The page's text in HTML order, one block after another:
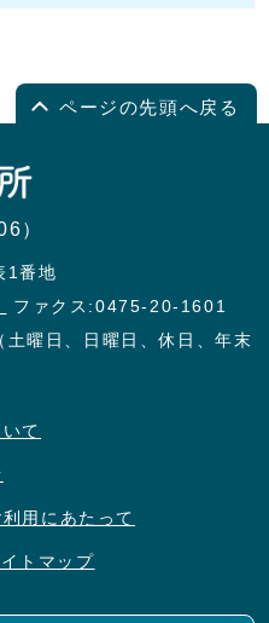
ページの先頭へ戻る
）
1番地
ファクス:0475-20-1601
曜日、日曜日、休日、年末
て
用にあたって
トマップ